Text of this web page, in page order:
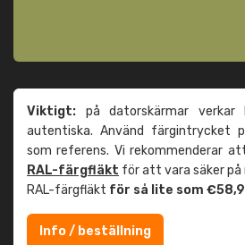
Viktigt: på datorskärmar verkar
autentiska. Använd färgintrycket
som referens. Vi rekommenderar
RAL-färgfläkt för att vara säker på
RAL-färgfläkt för så lite som
Info / beställning